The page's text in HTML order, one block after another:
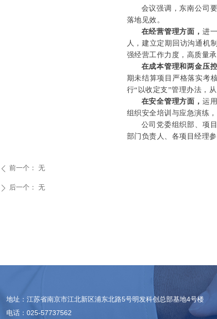
会议强调，东南公司
落地见效。
在经营管理方面， 进
人，建立定期回访沟通机
强经营工作力度，高质量
在成本管理和两金压
期未结算项目严格落实考
行“以收定支”管理办法，
在安全管理方面， 运
组织安全培训与应急演练
公司党委组织部、项
部门负责人、各项目经理
ꄴ 前一个： 无
ꄲ 后一个： 无
地址：江苏省南京市江北新区浦东北路5号明发科创总部基地4号楼
电话：025-57737562